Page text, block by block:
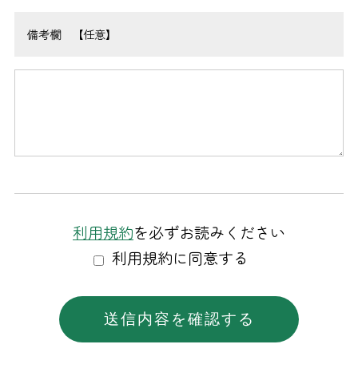
備考欄 【任意】
利用規約を必ずお読みください
利用規約に同意する